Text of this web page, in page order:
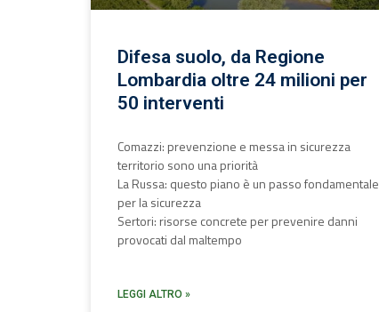
Difesa suolo, da Regione
Lombardia oltre 24 milioni per
50 interventi
Comazzi: prevenzione e messa in sicurezza
territorio sono una priorità
La Russa: questo piano è un passo fondamentale
per la sicurezza
Sertori: risorse concrete per prevenire danni
provocati dal maltempo
LEGGI ALTRO »